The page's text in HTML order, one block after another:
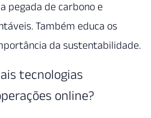
pegada de carbono e
Também educa os
da sustentabilidade.
tecnologias
online?